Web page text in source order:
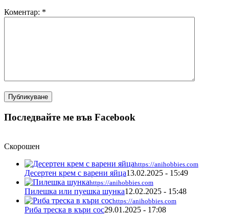
Коментар: *
Последвайте ме във Facebook
Скорошен
https://anihobbies.com
Десертен крем с варени яйца13.02.2025 - 15:49
https://anihobbies.com
Пилешка или пуешка шунка12.02.2025 - 15:48
https://anihobbies.com
Риба треска в къри сос29.01.2025 - 17:08